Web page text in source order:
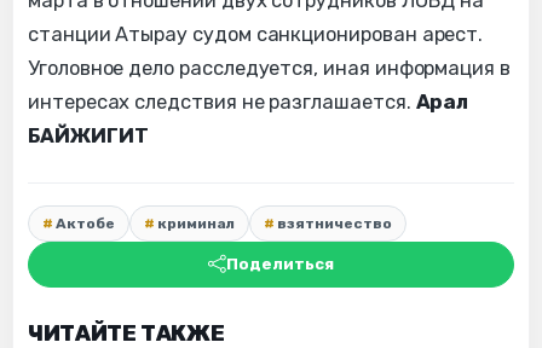
станции Атырау судом санкционирован арест.
Уголовное дело расследуется, иная информация в
интересах следствия не разглашается. Арал
БАЙЖИГИТ
Актобе криминал взятничество
Поделиться
ЧИТАЙТЕ ТАКЖЕ